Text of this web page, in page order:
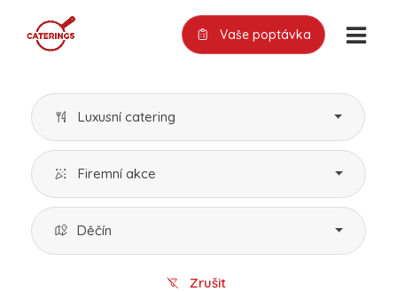
Vaše poptávka
Luxusní catering
Firemní akce
Děčín
Zrušit